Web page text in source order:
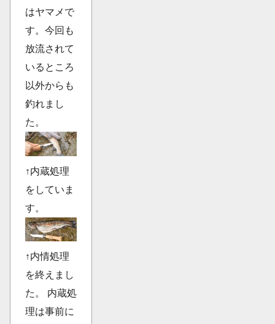
はヤマメで
す。今回も
放流されて
いるところ
以外からも
釣れまし
た。
↑内蔵処理
をしていま
す。
↑内情処理
を終えまし
た。 内蔵処
理は事前に